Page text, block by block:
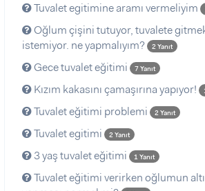
Tuvalet egitimine aramı vermeliyim
Oğlum çişini tutuyor, tuvalete
istemiyor. ne yapmalıyım?
2 Yanıt
Gece tuvalet eğitimi 7 Yanıt
Kızım kakasını çamaşırına yapıyor!
Tuvalet eğitimi problemi 2 Yanıt
Tuvalet egitimi 2 Yanıt
3 yaş tuvalet eğitimi 1 Yanıt
Tuvalet eğitimi verirken oğlumun